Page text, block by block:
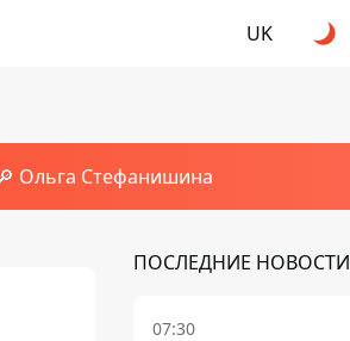
UK
Ольга Стефанишина
ПОСЛЕДНИЕ НОВОСТИ
07:30